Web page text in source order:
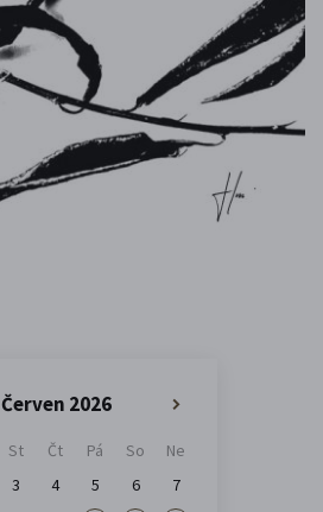
Červen 2026
St Čt Pá So
Ne
3 4 5 6
7